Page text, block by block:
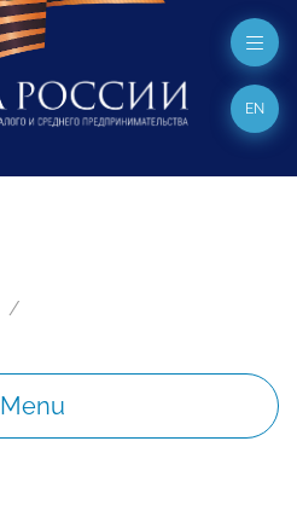
EN
Menu